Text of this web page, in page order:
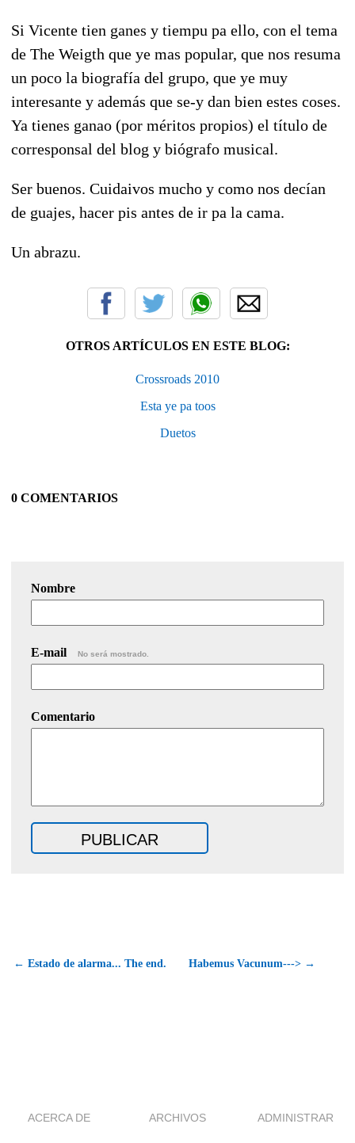
Si Vicente tien ganes y tiempu pa ello, con el tema
de The Weigth que ye mas popular, que nos resuma
un poco la biografía del grupo, que ye muy
interesante y además que se-y dan bien estes coses.
Ya tienes ganao (por méritos propios) el título de
corresponsal del blog y biógrafo musical.
Ser buenos. Cuidaivos mucho y como nos decían
de guajes, hacer pis antes de ir pa la cama.
Un abrazu.
OTROS ARTÍCULOS EN ESTE BLOG:
Crossroads 2010
Esta ye pa toos
Duetos
0 COMENTARIOS
Nombre
E-mail No será mostrado.
Comentario
← Estado de alarma... The end. Habemus Vacunum---> →
ACERCA DE ARCHIVOS ADMINISTRAR